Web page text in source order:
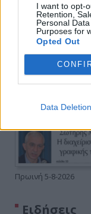
I want to opt-
Retention,
Personal
Purposes for
Opted Out
Data Deletion
Πρωινή 5-8-2026
Ειδήσεις